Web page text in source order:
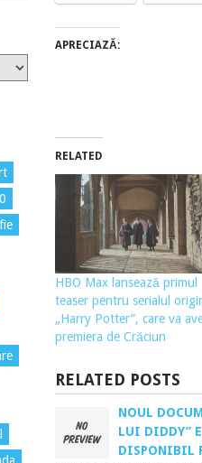
APRECIAZĂ:
RELATED
HBO Max lansează primul
teaser pentru serialul
„Harry Potter”, care va
premiera de Crăciun
RELATED POSTS
NOUL
LUI DIDDY”
DISPONIBIL